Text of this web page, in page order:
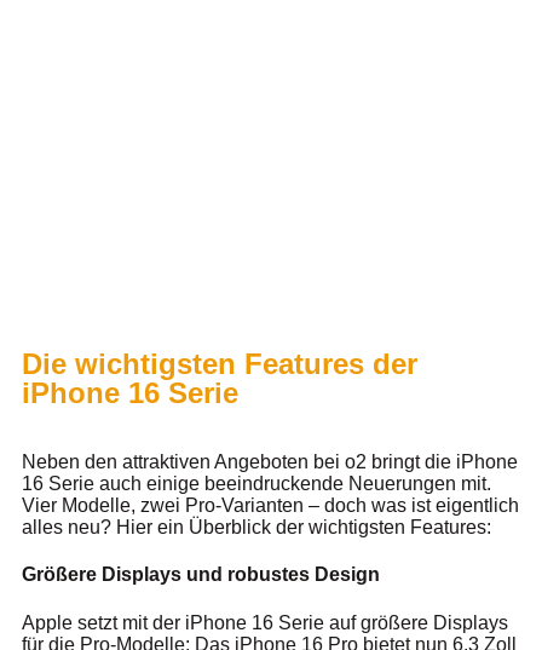
Die wichtigsten Features der
iPhone 16 Serie
Neben den attraktiven Angeboten bei o2 bringt die iPhone
16 Serie auch einige beeindruckende Neuerungen mit.
Vier Modelle, zwei Pro-Varianten – doch was ist eigentlich
alles neu? Hier ein Überblick der wichtigsten Features:
Größere Displays und robustes Design
Apple setzt mit der iPhone 16 Serie auf größere Displays
für die Pro-Modelle: Das iPhone 16 Pro bietet nun 6,3 Zoll